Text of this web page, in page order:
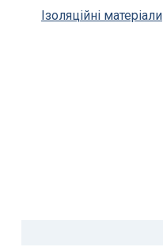
Ізоляційні матеріали